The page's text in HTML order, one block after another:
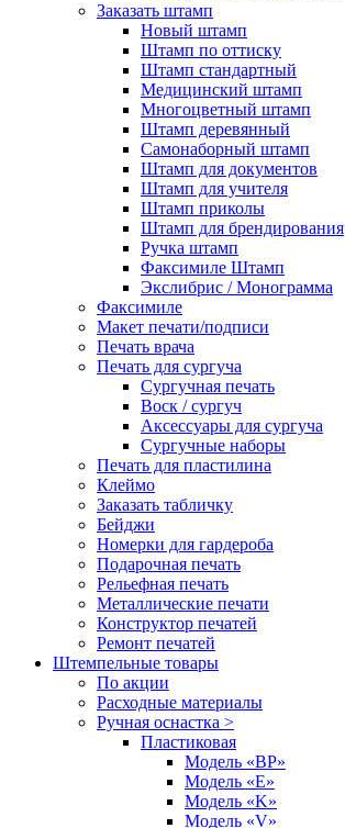
Заказать штамп
Новый штамп
Штамп по оттиску
Штамп стандартный
Медицинский штамп
Многоцветный штамп
Штамп деревянный
Самонаборный штамп
Штамп для документов
Штамп для учителя
Штамп приколы
Штамп для брендирования
Ручка штамп
Факсимиле Штамп
Экслибрис / Монограмма
Факсимиле
Макет печати/подписи
Печать врача
Печать для сургуча
Сургучная печать
Воск / сургуч
Аксессуары для сургуча
Сургучные наборы
Печать для пластилина
Клеймо
Заказать табличку
Бейджи
Номерки для гардероба
Подарочная печать
Рельефная печать
Металлические печати
Конструктор печатей
Ремонт печатей
Штемпельные товары
По акции
Расходные материалы
Ручная оснастка >
Пластиковая
Модель «BP»
Модель «E»
Модель «K»
Модель «V»